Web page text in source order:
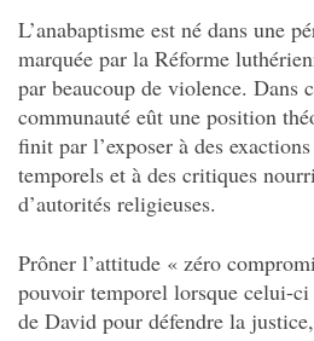
L’anabaptisme est né dans une
marquée par la Réforme
par beaucoup de violence. Dans
communauté eût une position
finit par l’exposer à des
temporels et à des critiques
d’autorités religieuses.
Prôner l’attitude « zéro
pouvoir temporel lorsque celui-
de David pour défendre la